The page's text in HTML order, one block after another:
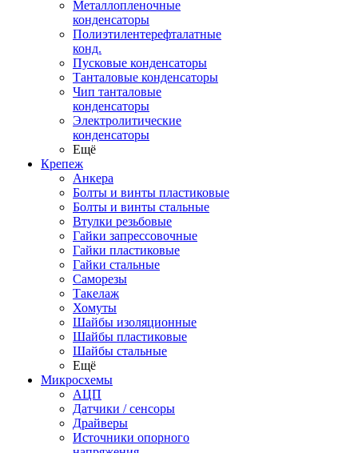
Металлопленочные
конденсаторы
Полиэтилентерефталатные
конд.
Пусковые конденсаторы
Танталовые конденсаторы
Чип танталовые
конденсаторы
Электролитические
конденсаторы
Ещё
Крепеж
Анкера
Болты и винты пластиковые
Болты и винты стальные
Втулки резьбовые
Гайки запрессовочные
Гайки пластиковые
Гайки стальные
Саморезы
Такелаж
Хомуты
Шайбы изоляционные
Шайбы пластиковые
Шайбы стальные
Ещё
Микросхемы
АЦП
Датчики / сенсоры
Драйверы
Источники опорного